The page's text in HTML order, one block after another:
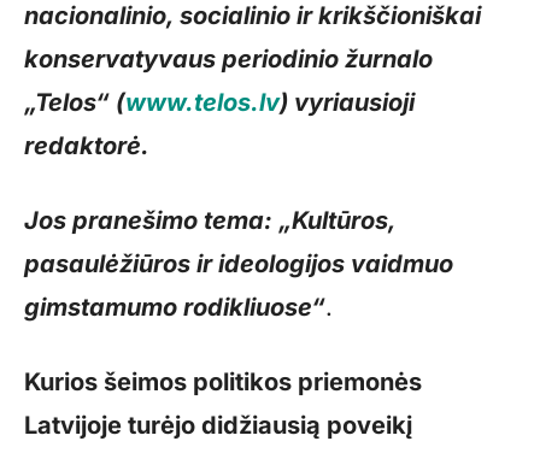
nacionalinio, socialinio ir krikščioniškai
konservatyvaus periodinio žurnalo
„Telos“ (www.telos.lv) vyriausioji
redaktorė.
Jos pranešimo tema: „Kultūros,
pasaulėžiūros ir ideologijos vaidmuo
gimstamumo rodikliuose“.
Kurios šeimos politikos priemonės
Latvijoje turėjo didžiausią poveikį